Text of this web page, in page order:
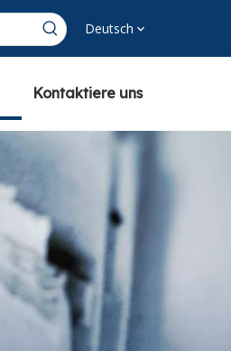
Deutsch
Kontaktiere uns